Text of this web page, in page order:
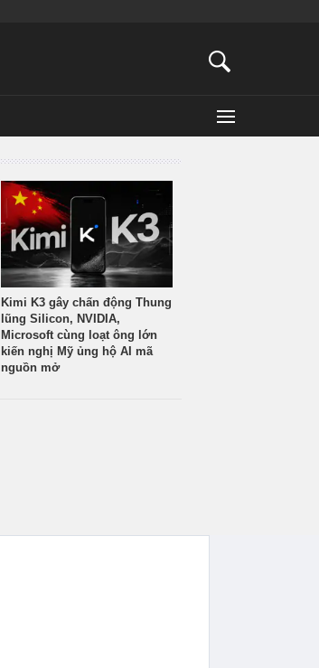
Kimi K3 gây chấn động Thung
lũng Silicon, NVIDIA,
Microsoft cùng loạt ông lớn
kiến nghị Mỹ ủng hộ AI mã
nguồn mở